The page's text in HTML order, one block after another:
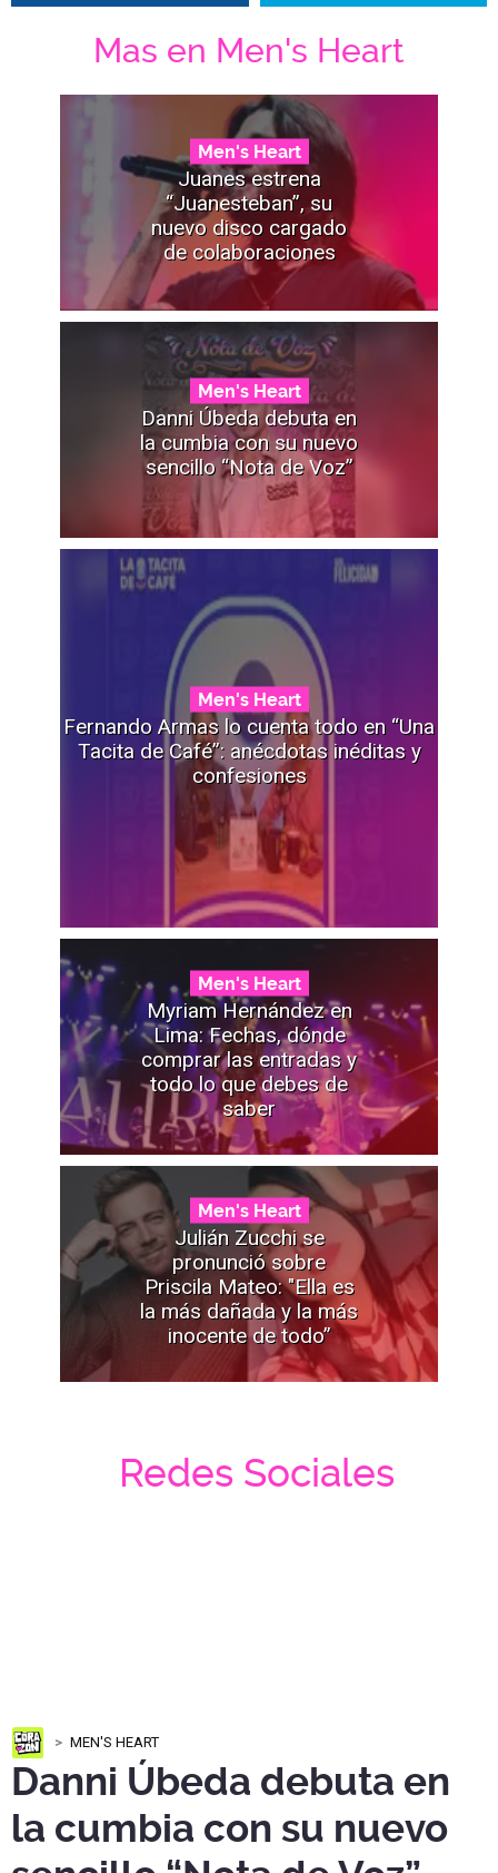
Mas en Men's Heart
Men's Heart
Juanes estrena
“Juanesteban”, su
nuevo disco cargado
de colaboraciones
Men's Heart
Danni Úbeda debuta en
la cumbia con su nuevo
sencillo “Nota de Voz”
Men's Heart
Fernando Armas lo cuenta todo en “Una
Tacita de Café”: anécdotas inéditas y
confesiones
Men's Heart
Myriam Hernández en
Lima: Fechas, dónde
comprar las entradas y
todo lo que debes de
saber
Men's Heart
Julián Zucchi se
pronunció sobre
Priscila Mateo: "Ella es
la más dañada y la más
inocente de todo”
Redes Sociales
MEN'S HEART
Danni Úbeda debuta en
la cumbia con su nuevo